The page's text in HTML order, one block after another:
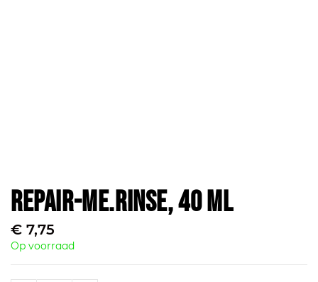
Repair-Me.Rinse, 40 ml
€ 7,75
Op voorraad